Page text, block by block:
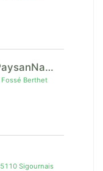
Thony Martins GuidePaysanNatur
Berthet
Sigournais